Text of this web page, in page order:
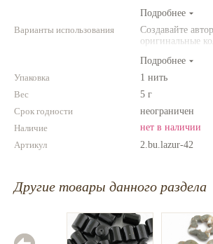
природного
товара может
представленных
Подробнее
Варианты использования
Создавайте
оригинальные
Комбинируйте
размеры.
Подробнее
Упаковка
1 нить
Вес
5 г
Срок годности
неограничен
Наличие
нет в наличии
Артикул
2.bu.lazur-42
Другие товары данного раздела